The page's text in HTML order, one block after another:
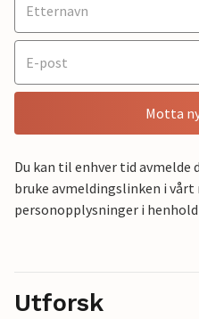
Motta
Du kan til enhver tid avmelde
bruke avmeldingslinken i vårt
personopplysninger i
Utforsk